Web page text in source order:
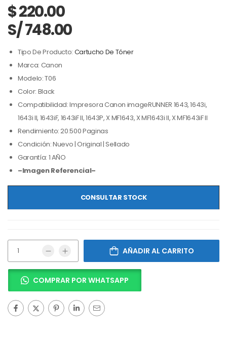
$220.00
S/ 748.00
Tipo De Producto: Cartucho De Tóner
Marca: Canon
Modelo: T06
Color: Black
Compatibilidad: Impresora Canon imageRUNNER 1643, 1643i,
1643i II, 1643iF, 1643iF II, 1643P, X MF1643, X MF1643i II, X MF1643iF II
Rendimiento: 20.500 Paginas
Condición: Nuevo | Original | Sellado
Garantía: 1 AÑO
–Imagen Referencial–
CONSULTAR STOCK
AÑADIR AL CARRITO
COMPRAR POR WHATSAPP